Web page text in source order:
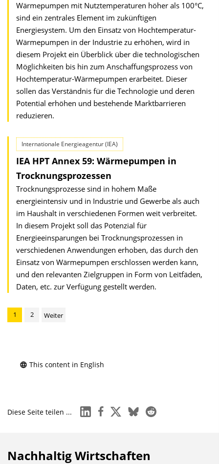
Wärmepumpen mit Nutztemperaturen höher als 100°C,
sind ein zentrales Element im zukünftigen
Energiesystem. Um den Einsatz von Hochtemperatur-
Wärmepumpen in der Industrie zu erhöhen, wird in
diesem Projekt ein Überblick über die technologischen
Möglichkeiten bis hin zum Anschaffungsprozess von
Hochtemperatur-Wärmepumpen erarbeitet. Dieser
sollen das Verständnis für die Technologie und deren
Potential erhöhen und bestehende Marktbarrieren
reduzieren.
Internationale Energieagentur (IEA)
IEA HPT Annex 59: Wärmepumpen in
Trocknungsprozessen
Trocknungsprozesse sind in hohem Maße
energieintensiv und in Industrie und Gewerbe als auch
im Haushalt in verschiedenen Formen weit verbreitet.
In diesem Projekt soll das Potenzial für
Energieeinsparungen bei Trocknungsprozessen in
verschiedenen Anwendungen erhoben, das durch den
Einsatz von Wärmepumpen erschlossen werden kann,
und den relevanten Zielgruppen in Form von Leitfäden,
Daten, etc. zur Verfügung gestellt werden.
1 2 Weiter
This content in English
Diese Seite teilen ... linkedinfacebook
x blueskyreddit
Nachhaltig Wirtschaften